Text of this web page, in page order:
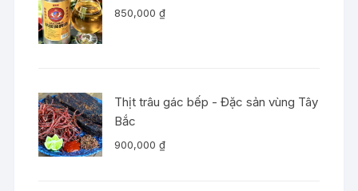
850,000₫
Thịt trâu gác bếp - Đặc sản vùng Tây
Bắc
900,000₫